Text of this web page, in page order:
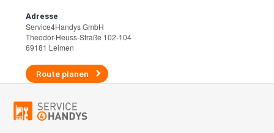
Adresse
Service4Handys GmbH
Theodor-Heuss-Straße 102-104
69181 Leimen
Route planen